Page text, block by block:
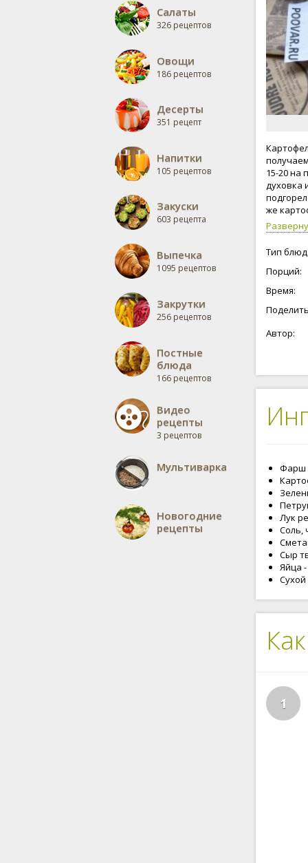
Салаты
326 рецептов
Овощи
186 рецептов
Десерты
351 рецепт
Напитки
105 рецептов
Закуски
603 рецепта
Выпечка
1095 рецептов
Закрутки
256 рецептов
Постные
блюда
166 рецептов
Видео
рецепты
3 рецептов
Мультиварка
Новогодние
рецепты
15-20 на
духовка
же
в
можно
когда не
всю эту
любой
Тип
Порций:
Время:
Автор:
Фарш
Лук
Соль,
Сыр
Яйца
1